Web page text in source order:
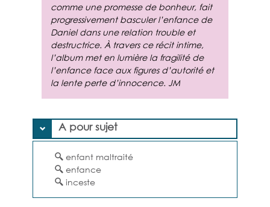
comme une promesse de bonheur, fait
progressivement basculer l’enfance de
Daniel dans une relation trouble et
destructrice. À travers ce récit intime,
l’album met en lumière la fragilité de
l’enfance face aux figures d’autorité et
la lente perte d’innocence. JM
A pour sujet
enfant maltraité
enfance
inceste